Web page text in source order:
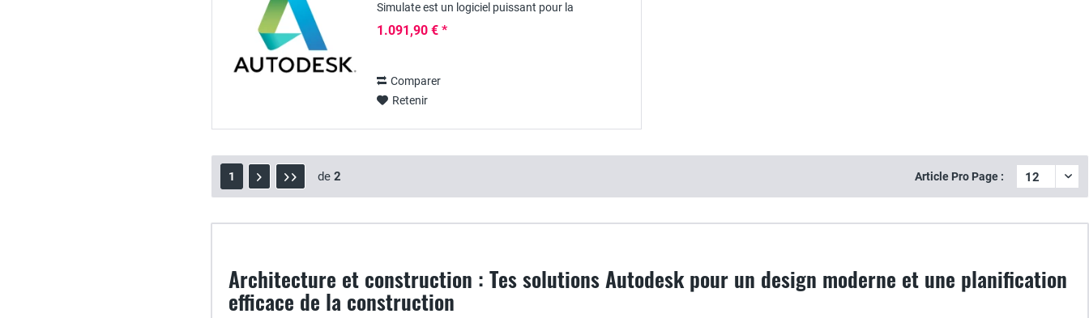
Simulate est un logiciel puissant pour la
1.091,90 € *
Comparer
Retenir
1 de 2 Article Pro Page :
Architecture et construction : Tes solutions Autodesk pour un design moderne et une planification
efficace de la construction